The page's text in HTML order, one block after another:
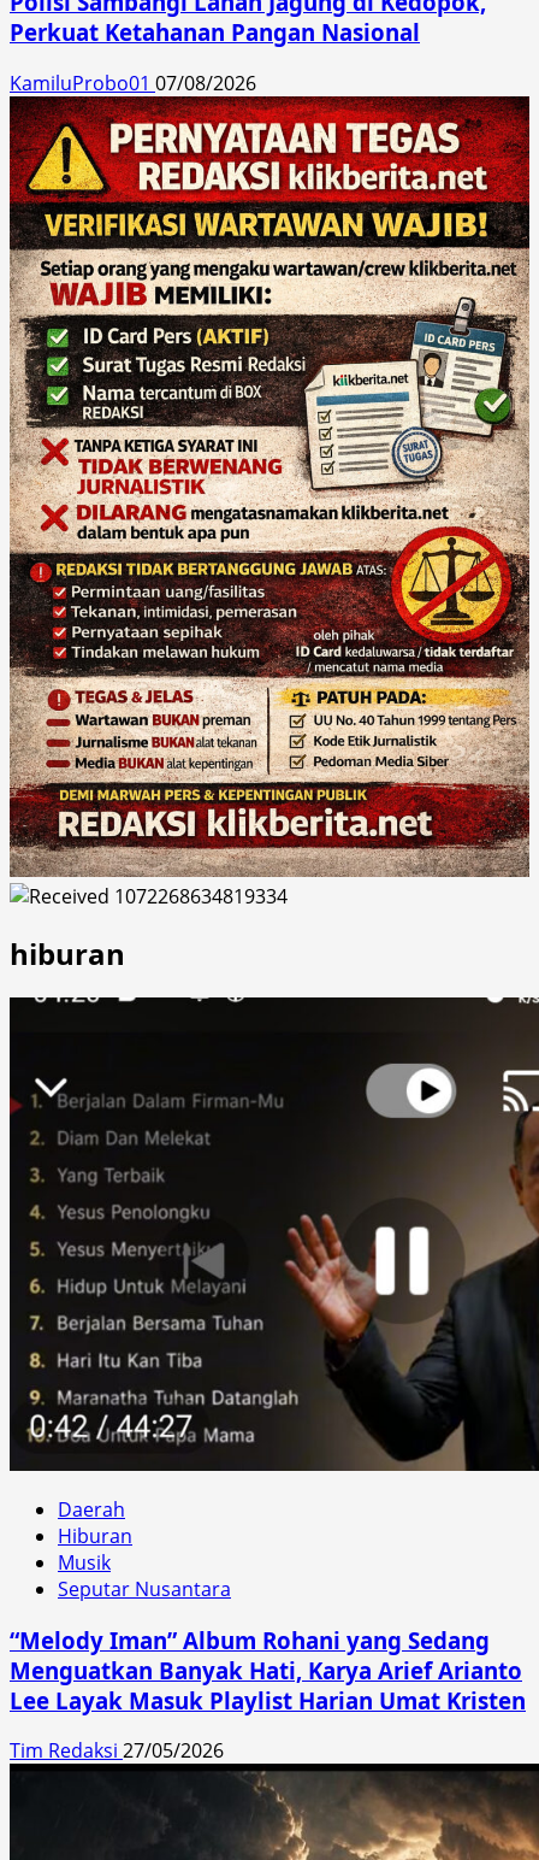
Perkuat Ketahanan Pangan Nasional
KamiluProbo01 07/08/2026
hiburan
Daerah
Hiburan
Musik
Seputar Nusantara
“Melody Iman” Album Rohani yang Sedang
Menguatkan Banyak Hati, Karya Arief Arianto
Lee Layak Masuk Playlist Harian Umat Kristen
Tim Redaksi 27/05/2026